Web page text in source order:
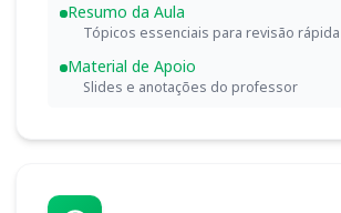
Resumo da Aula
Tópicos essenciais para revisão rápida
Material de Apoio
Slides e anotações do professor